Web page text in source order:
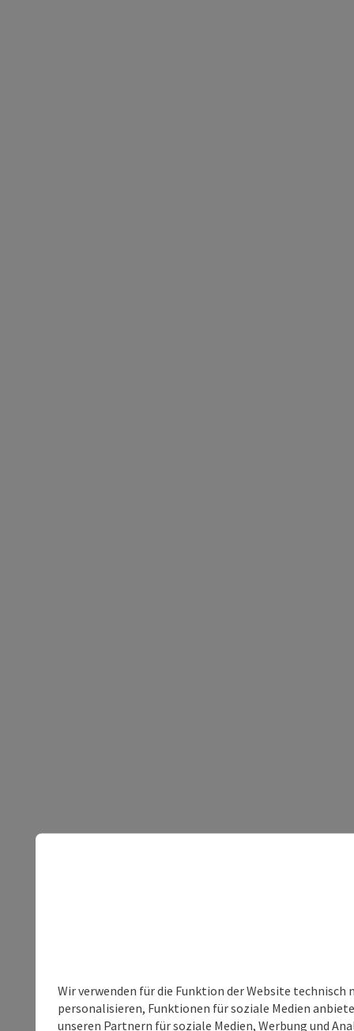
Wir verwenden für die Funktion der Website
personalisieren, Funktionen für soziale Medien
unseren Partnern für soziale Medien, Werbung und